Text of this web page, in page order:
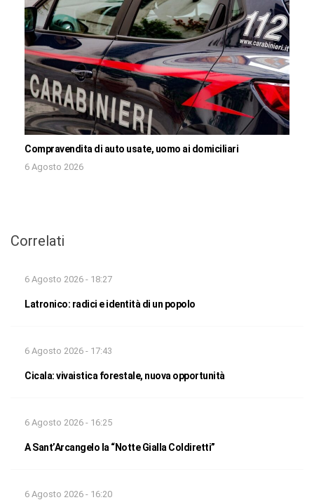
Compravendita di auto usate, uomo ai domiciliari
6 Agosto 2026
Correlati
6 Agosto 2026 - 18:27
Latronico: radici e identità di un popolo
6 Agosto 2026 - 17:43
Cicala: vivaistica forestale, nuova opportunità
6 Agosto 2026 - 16:25
A Sant’Arcangelo la “Notte Gialla Coldiretti”
6 Agosto 2026 - 16:20